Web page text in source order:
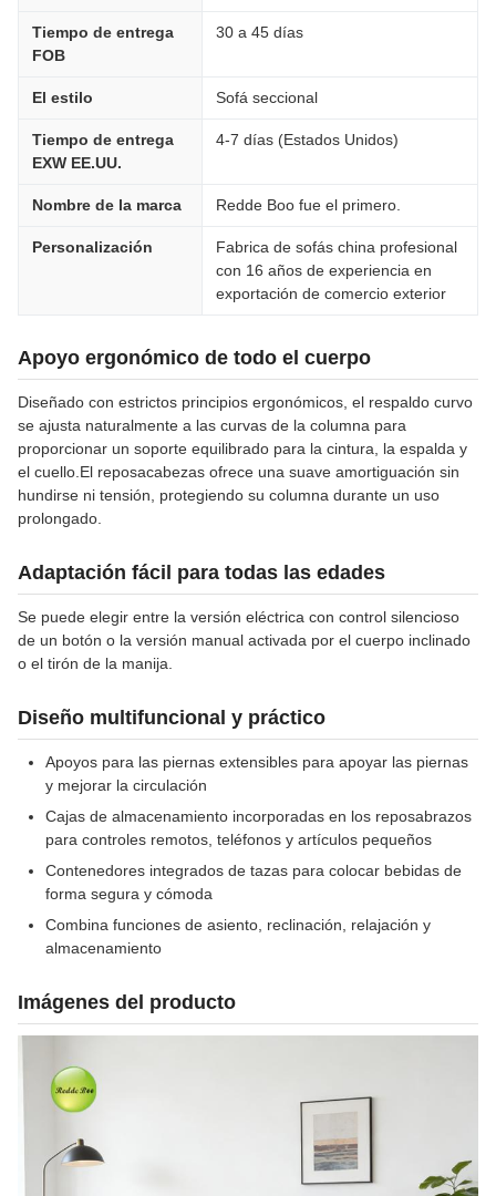
Tiempo de entrega
FOB
30 a 45 días
El estilo Sofá seccional
Tiempo de entrega
EXW EE.UU.
4-7 días (Estados Unidos)
Nombre de la marca Redde Boo fue el primero.
Personalización
Fabrica de sofás china profesional
con 16 años de experiencia en
exportación de comercio exterior
Apoyo ergonómico de todo el cuerpo
Diseñado con estrictos principios ergonómicos, el respaldo curvo
se ajusta naturalmente a las curvas de la columna para
proporcionar un soporte equilibrado para la cintura, la espalda y
el cuello.El reposacabezas ofrece una suave amortiguación sin
hundirse ni tensión, protegiendo su columna durante un uso
prolongado.
Adaptación fácil para todas las edades
Se puede elegir entre la versión eléctrica con control silencioso
de un botón o la versión manual activada por el cuerpo inclinado
o el tirón de la manija.
Diseño multifuncional y práctico
Apoyos para las piernas extensibles para apoyar las piernas
y mejorar la circulación
Cajas de almacenamiento incorporadas en los reposabrazos
para controles remotos, teléfonos y artículos pequeños
Contenedores integrados de tazas para colocar bebidas de
forma segura y cómoda
Combina funciones de asiento, reclinación, relajación y
almacenamiento
Imágenes del producto